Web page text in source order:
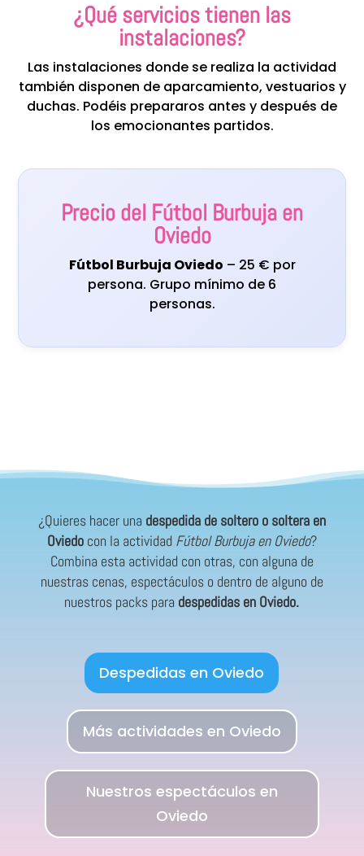
¿Qué servicios tienen las
instalaciones?
Las instalaciones donde se realiza la actividad
también disponen de aparcamiento, vestuarios y
duchas. Podéis prepararos antes y después de
los emocionantes partidos.
Precio del Fútbol Burbuja en
Oviedo
Fútbol Burbuja Oviedo – 25 € por
persona. Grupo mínimo de 6
personas.
¿Quieres hacer una despedida de soltero o soltera en
Oviedocon la actividad Fútbol Burbuja en Oviedo?
Combina esta actividad con otras, con alguna de
nuestras cenas, espectáculos o dentro de alguno de
nuestros packs para despedidas en Oviedo.
Despedidas en Oviedo
Más actividades en Oviedo
Nuestros espectáculos en
Oviedo